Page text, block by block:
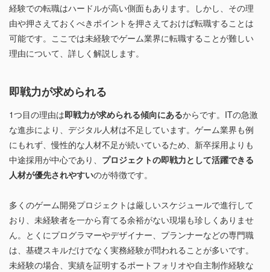
経験での転職はハードルが高い側面もあります。しかし、その理
由や押さえておくべきポイントを押さえておけば転職することは
可能です。ここでは未経験でゲーム業界に転職することが難しい
理由について、詳しく解説します。
即戦力が求められる
1つ目の理由は即戦力が求められる傾向にあるからです。ITの急激
な進歩により、デジタル人材は不足しています。ゲーム業界も例
にもれず、慢性的な人材不足が続いているため、新卒採用よりも
中途採用が中心であり、 プロジェクトの即戦力として活躍できる
人材が優先されやすいのが特徴です。
多くのゲーム開発プロジェクトは厳しいスケジュールで進行して
おり、未経験者を一から育てる余裕がない現場も珍しくありませ
ん。とくにプログラマーやデザイナー、プランナーなどの専門職
は、基礎スキルだけでなく実務経験が問われることが多いです。
未経験の場合、実績を証明するポートフォリオや自主制作経験な